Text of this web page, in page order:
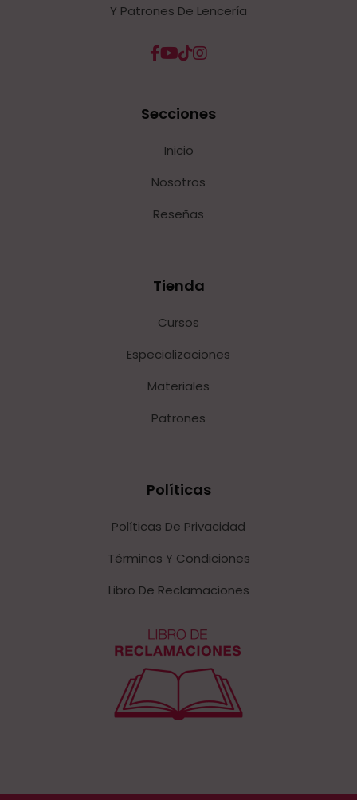
Y Patrones De Lencería
Secciones
Inicio
Nosotros
Reseñas
Tienda
Cursos
Especializaciones
Materiales
Patrones
Políticas
Políticas De Privacidad
Términos Y Condiciones
Libro De Reclamaciones